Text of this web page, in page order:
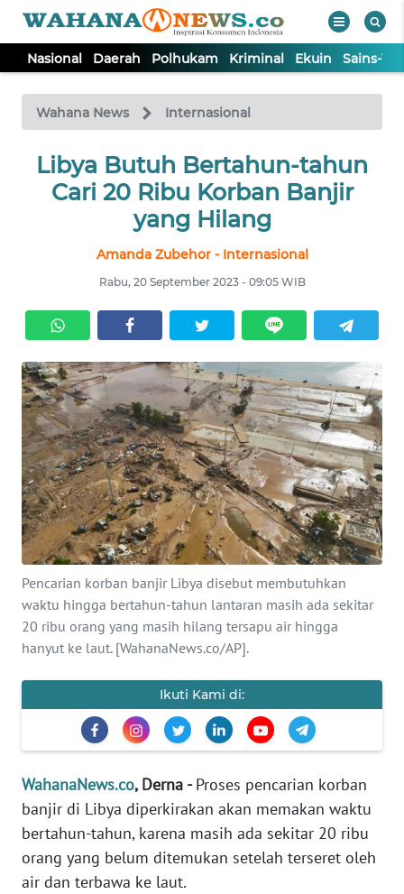
Nasional Daerah Polhukam Kriminal Ekuin Sains-
Wahana News Internasional
Libya Butuh Bertahun-tahun
Cari 20 Ribu Korban Banjir
yang Hilang
Amanda Zubehor - Internasional
Rabu, 20 September 2023 - 09:05 WIB
Pencarian korban banjir Libya disebut membutuhkan
waktu hingga bertahun-tahun lantaran masih ada sekitar
20 ribu orang yang masih hilang tersapu air hingga
hanyut ke laut. [WahanaNews.co/AP].
Ikuti Kami di:
WahanaNews.co, Derna -Proses pencarian korban
banjir di Libya diperkirakan akan memakan waktu
bertahun-tahun, karena masih ada sekitar 20 ribu
orang yang belum ditemukan setelah terseret oleh
air dan terbawa ke laut.
TV
Tutup
NASIONAL
POLHUKAM
KRIMINAL
EKUIN
SAINS-TEKNO
KESEHATAN
INTERNASIONAL
SERBA-SERBI
PENDIDIKAN
Informasi
INDEKS
BERITA